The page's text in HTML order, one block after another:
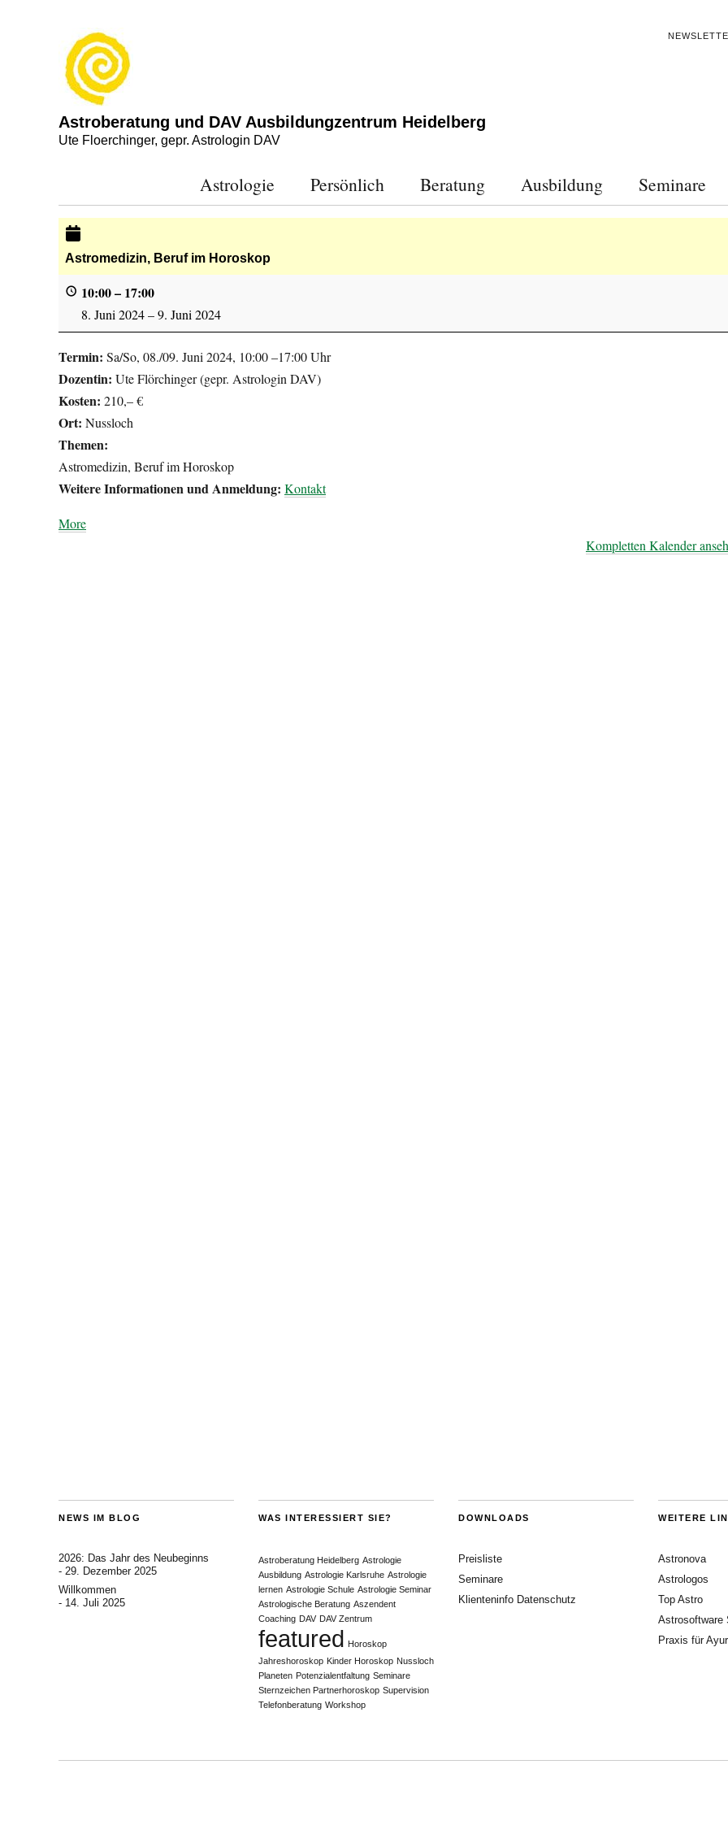
Astroberatung und DAV Ausbildungzentrum Heidelberg
Ute Floerchinger, gepr. Astrologin DAV
Astrologie Persönlich Beratung Ausbildung Seminare
Astromedizin, Beruf im Horoskop
10:00– 17:00
8. Juni 2024–9. Juni 2024
Termin: Sa/So, 08./09. Juni 2024, 10:00 –17:00 Uhr
Dozentin: Ute Flörchinger (gepr. Astrologin DAV)
Kosten: 210,– €
Ort: Nussloch
Themen:
Astromedizin, Beruf im Horoskop
Weitere Informationen und Anmeldung: Kontakt
More
Kompletten Kalender
NEWS IM BLOG
2026: Das Jahr des Neubeginns
29. Dezember 2025
Willkommen
14. Juli 2025
WAS INTERESSIERT SIE?
Astroberatung Heidelberg Astrologie
Ausbildung Astrologie Karlsruhe Astrologie
lernen Astrologie Schule Astrologie Seminar
Astrologische Beratung Aszendent
Coaching DAV DAV Zentrum
featured Horoskop
Jahreshoroskop Kinder Horoskop Nussloch
Planeten Potenzialentfaltung Seminare
Sternzeichen Partnerhoroskop Supervision
Telefonberatung Workshop
DOWNLOADS
Preisliste
Seminare
Klienteninfo Datenschutz
WEITERE
Astronova
Astrologos
Top Astro
Astrosoftware
Praxis für